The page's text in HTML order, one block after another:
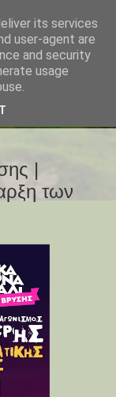
|
των
its services
user-agent are
and security
usage